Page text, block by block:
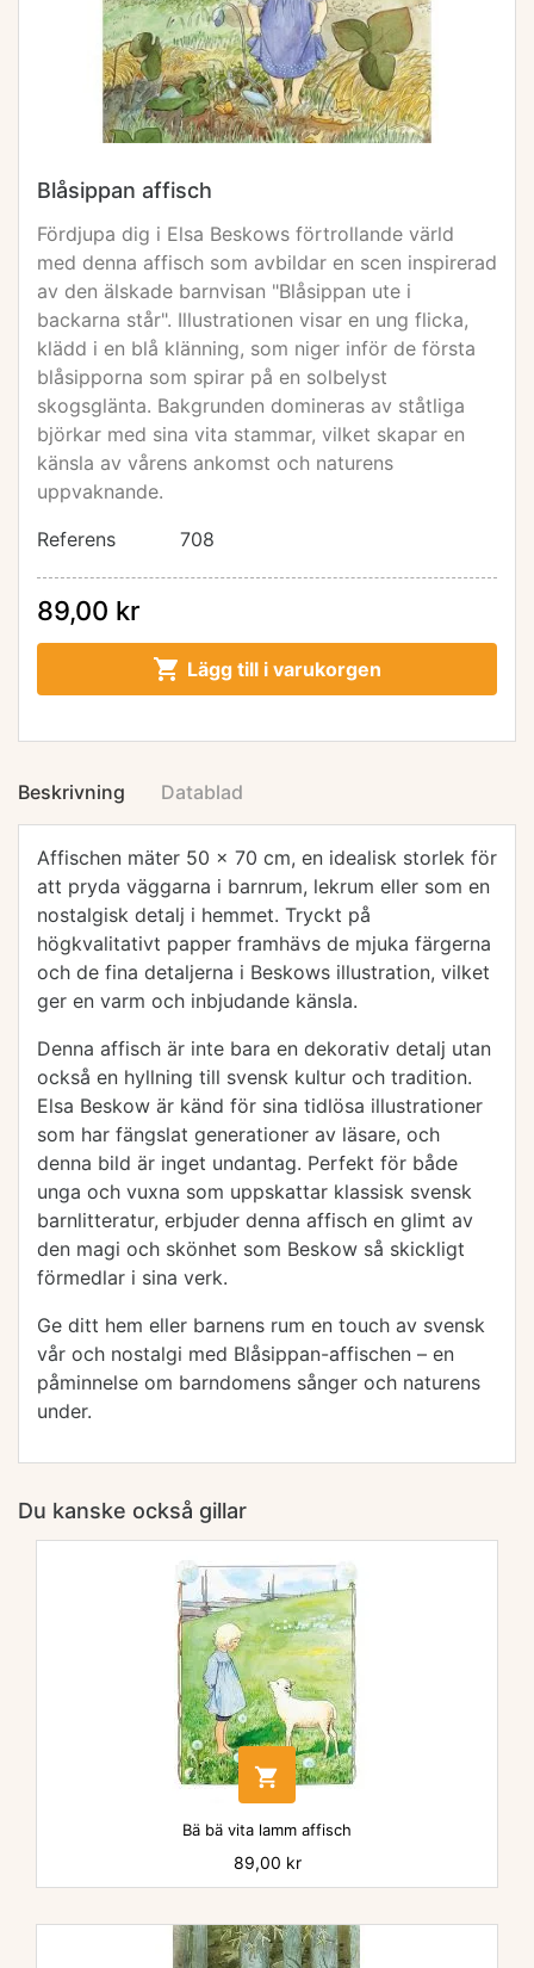
Blåsippan affisch
Fördjupa dig i Elsa Beskows förtrollande värld
med denna affisch som avbildar en scen inspirerad
av den älskade barnvisan "Blåsippan ute i
backarna står". Illustrationen visar en ung flicka,
klädd i en blå klänning, som niger inför de första
blåsipporna som spirar på en solbelyst
skogsglänta. Bakgrunden domineras av ståtliga
björkar med sina vita stammar, vilket skapar en
känsla av vårens ankomst och naturens
uppvaknande.
Referens
708
89,00 kr
 Lägg till i varukorgen
Beskrivning Datablad
Affischen mäter 50 x 70 cm, en idealisk storlek för
att pryda väggarna i barnrum, lekrum eller som en
nostalgisk detalj i hemmet. Tryckt på
högkvalitativt papper framhävs de mjuka färgerna
och de fina detaljerna i Beskows illustration, vilket
ger en varm och inbjudande känsla.
Denna affisch är inte bara en dekorativ detalj utan
också en hyllning till svensk kultur och tradition.
Elsa Beskow är känd för sina tidlösa illustrationer
som har fängslat generationer av läsare, och
denna bild är inget undantag. Perfekt för både
unga och vuxna som uppskattar klassisk svensk
barnlitteratur, erbjuder denna affisch en glimt av
den magi och skönhet som Beskow så skickligt
förmedlar i sina verk.
Ge ditt hem eller barnens rum en touch av svensk
vår och nostalgi med Blåsippan-affischen – en
påminnelse om barndomens sånger och naturens
under.
Du kanske också gillar

Bä bä vita lamm affisch
Pris
89,00 kr